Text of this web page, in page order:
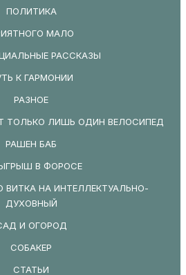
ПОЛИТИКА
МАЛО
РАССКАЗЫ
К ГАРМОНИИ
РАЗНОЕ
ТОЛЬКО ЛИШЬ ОДИН ВЕЛОСИПЕД
РАШЕН БАБ
В ФОРОСЕ
ВИТКА НА ИНТЕЛЛЕКТУАЛЬНО-
ДУХОВНЫЙ
И ОГОРОД
СОБАКЕР
СТАТЬИ